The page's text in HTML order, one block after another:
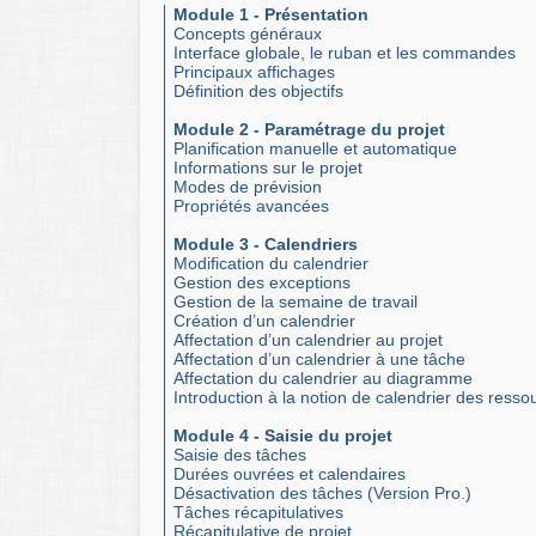
Module 1 - Présentation
Concepts généraux
Interface globale, le ruban et les commandes
Principaux affichages
Définition des objectifs
Module 2 - Paramétrage du projet
Planification manuelle et automatique
Informations sur le projet
Modes de prévision
Propriétés avancées
Module 3 - Calendriers
Modification du calendrier
Gestion des exceptions
Gestion de la semaine de travail
Création d’un calendrier
Affectation d’un calendrier au projet
Affectation d’un calendrier à une tâche
Affectation du calendrier au diagramme
Introduction à la notion de calendrier des
Module 4 - Saisie du projet
Saisie des tâches
Durées ouvrées et calendaires
Désactivation des tâches (Version Pro.)
Tâches récapitulatives
Récapitulative de projet